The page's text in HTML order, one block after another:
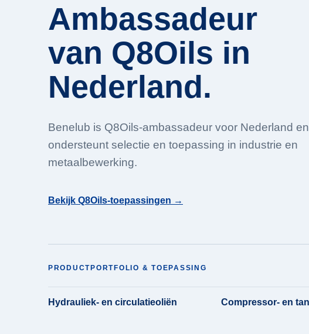
Ambassadeur
van Q8Oils in
Nederland.
Benelub is Q8Oils-ambassadeur voor Nederland en
ondersteunt selectie en toepassing in industrie en
metaalbewerking.
Bekijk Q8Oils-toepassingen →
PRODUCTPORTFOLIO & TOEPASSING
Hydrauliek- en circulatieoliën Compressor- en